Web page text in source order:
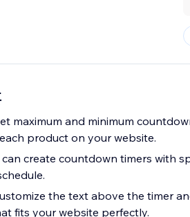
maximum and minimum
product on your website.
create countdown timers with
the text above the timer
fits your website perfectly.